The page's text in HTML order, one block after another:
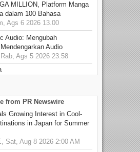
MILLION, Platform Manga
dalam 100 Bahasa
Ags 6 2026 13.00
Audio: Mengubah
Audio
Ags 5 2026 23.58
from PR Newswire
Growing Interest in Cool-
in Japan for Summer
Sat, Aug 8 2026 2:00 AM